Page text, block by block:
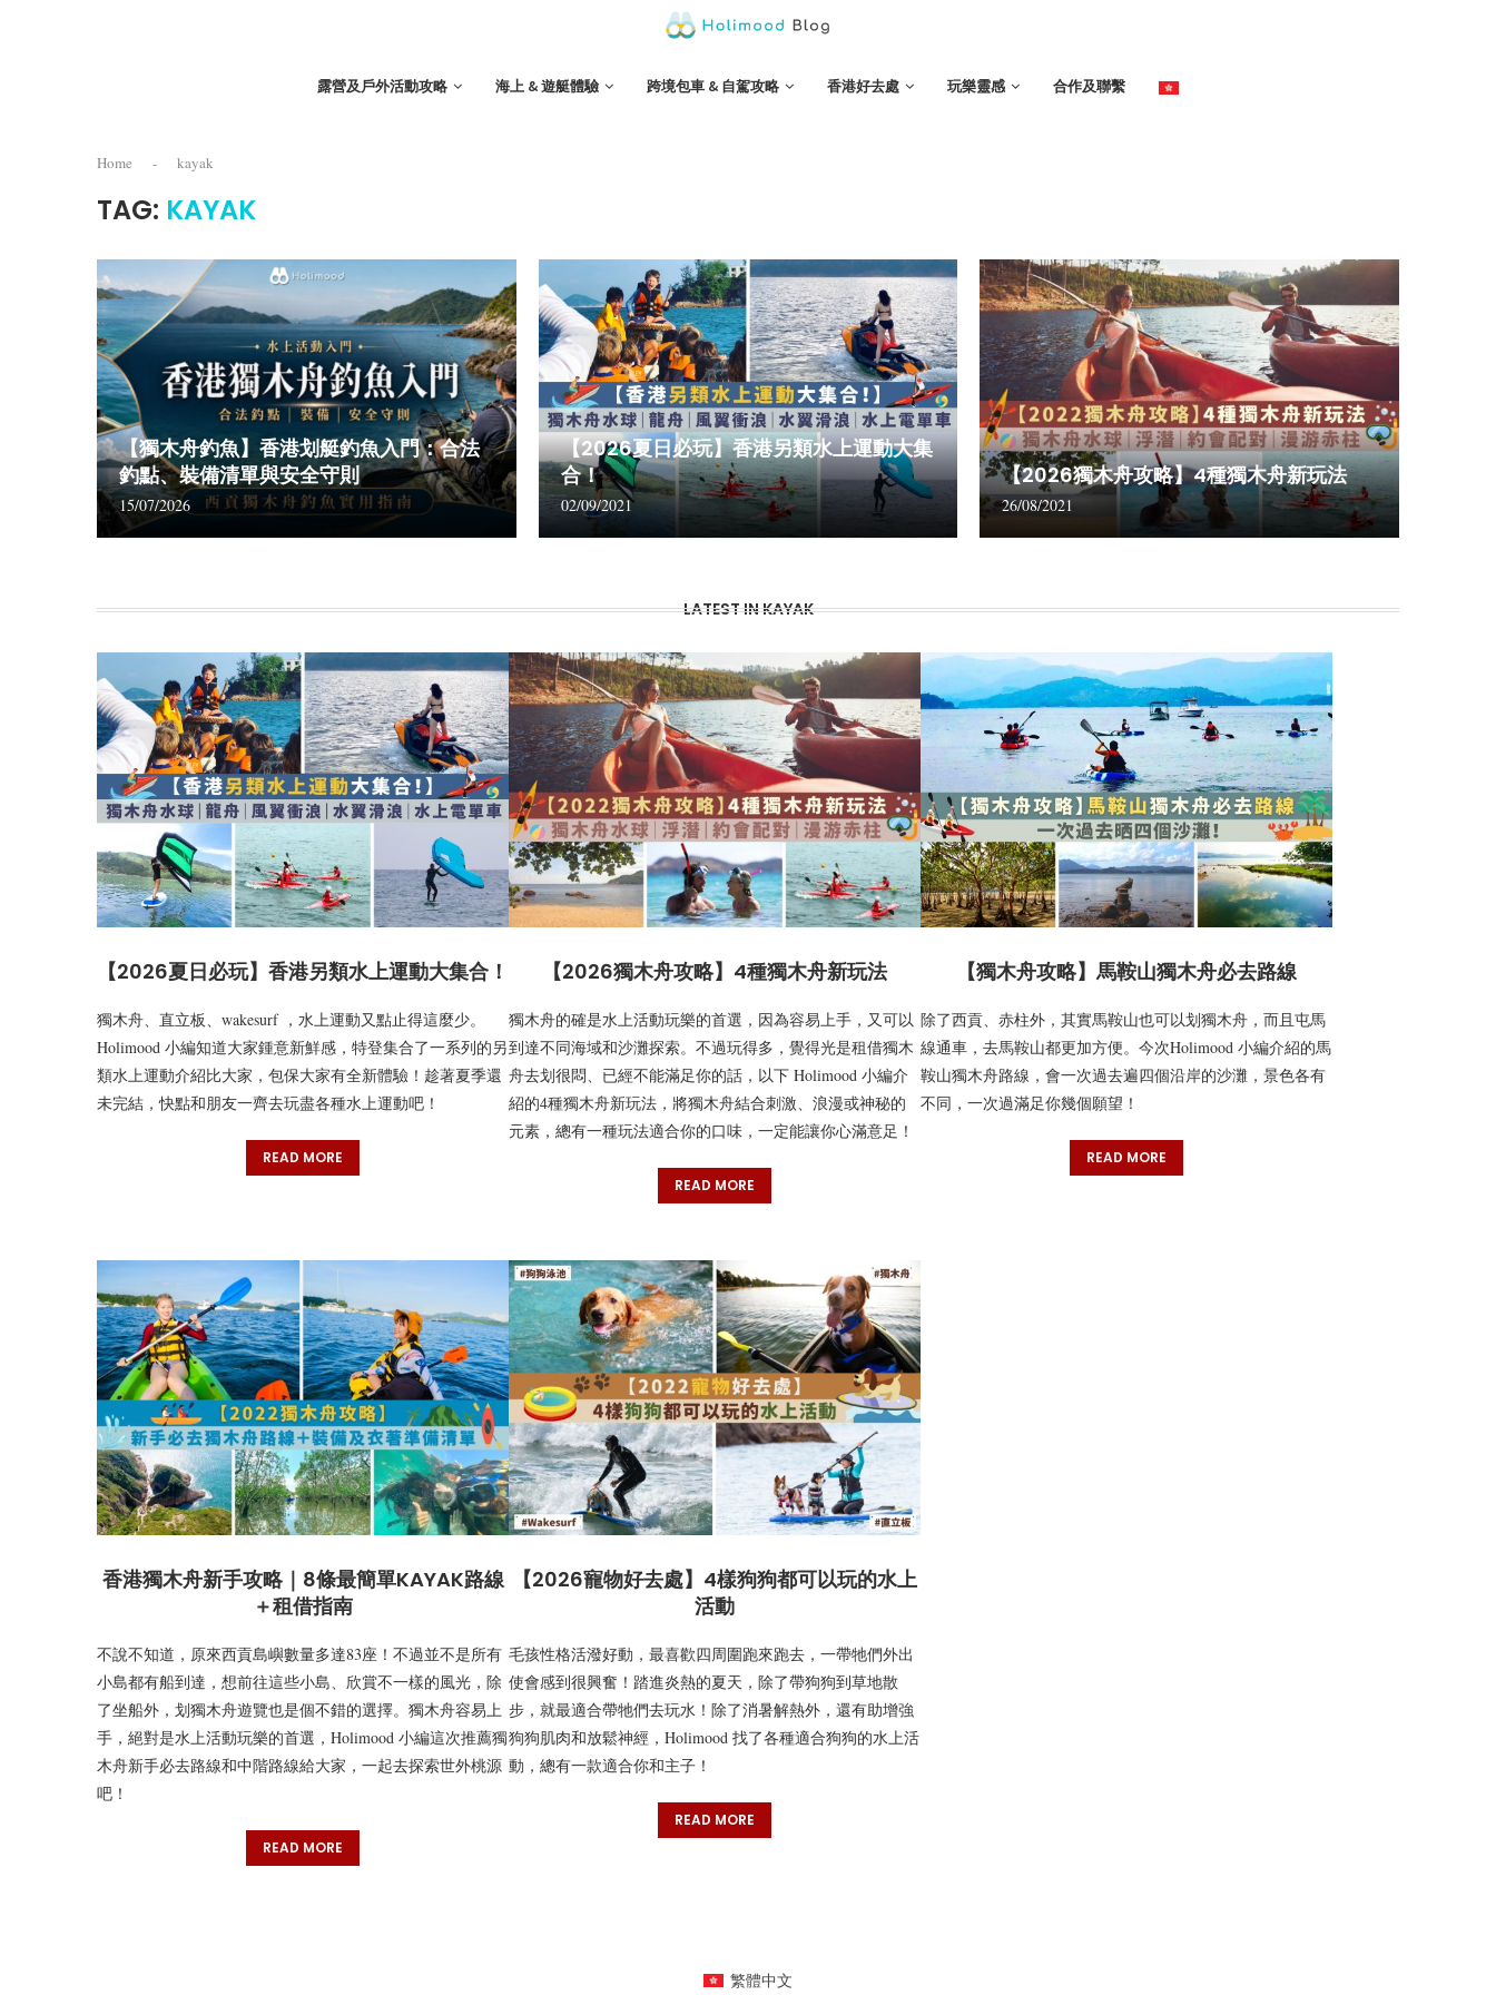
露營及戶外活動攻略 海上 & 遊艇體驗 跨境包車 & 自駕攻略 香港好去處 玩樂靈感 合作及聯繫
Home - kayak
TAG: KAYAK
【獨木舟釣魚】香港划艇釣魚入門：合法
釣點、裝備清單與安全守則
15/07/2026
【2026夏日必玩】香港另類水上運動大集
合！
02/09/2021
【2026獨木舟攻略】4種獨木舟新玩法
26/08/2021
LATEST IN KAYAK
【2026夏日必玩】香港另類水上運動大集合！
獨木舟、直立板、wakesurf ，水上運動又點止得這麼少。
Holimood 小編知道大家鍾意新鮮感，特登集合了一系列的另
類水上運動介紹比大家，包保大家有全新體驗！趁著夏季還
未完結，快點和朋友一齊去玩盡各種水上運動吧！
READ MORE
【2026獨木舟攻略】4種獨木舟新玩法
獨木舟的確是水上活動玩樂的首選，因為容易上手，又可以
到達不同海域和沙灘探索。不過玩得多，覺得光是租借獨木
舟去划很悶、已經不能滿足你的話，以下 Holimood 小編介
紹的4種獨木舟新玩法，將獨木舟結合刺激、浪漫或神秘的
元素，總有一種玩法適合你的口味，一定能讓你心滿意足！
READ MORE
【獨木舟攻略】馬鞍山獨木舟必去路線
除了西貢、赤柱外，其實馬鞍山也可以划獨木舟，而且屯馬
線通車，去馬鞍山都更加方便。今次Holimood 小編介紹的馬
鞍山獨木舟路線，會一次過去遍四個沿岸的沙灘，景色各有
不同，一次過滿足你幾個願望！
READ MORE
香港獨木舟新手攻略｜8條最簡單KAYAK路線
＋租借指南
不說不知道，原來西貢島嶼數量多達83座！不過並不是所有
小島都有船到達，想前往這些小島、欣賞不一樣的風光，除
了坐船外，划獨木舟遊覽也是個不錯的選擇。獨木舟容易上
手，絕對是水上活動玩樂的首選，Holimood 小編這次推薦獨
木舟新手必去路線和中階路線給大家，一起去探索世外桃源
吧！
READ MORE
【2026寵物好去處】4樣狗狗都可以玩的水上
活動
毛孩性格活潑好動，最喜歡四周圍跑來跑去，一帶牠們外出
使會感到很興奮！踏進炎熱的夏天，除了帶狗狗到草地散
步，就最適合帶牠們去玩水！除了消暑解熱外，還有助增強
狗狗肌肉和放鬆神經，Holimood 找了各種適合狗狗的水上活
動，總有一款適合你和主子！
READ MORE
繁體中文